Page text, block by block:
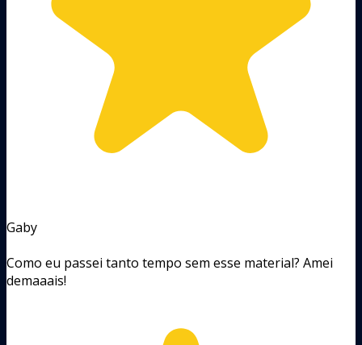
Gaby
Como eu passei tanto tempo sem esse material? Amei
demaaais!